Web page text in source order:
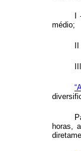
médio;
horas,